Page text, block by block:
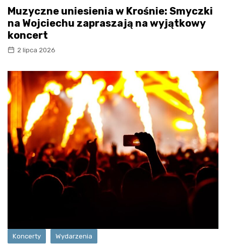
Muzyczne uniesienia w Krośnie: Smyczki
na Wojciechu zapraszają na wyjątkowy
koncert
2 lipca 2026
Koncerty Wydarzenia